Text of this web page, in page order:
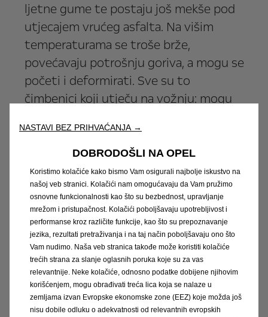
ljetne gume te postaju još mekše pod
utjecajem vrućeg asfalta. Na višim
temperaturama se troše brže,
povećavaju potrošnju goriva, a mogu se
početi i deformirati. Sve su to
čimbenici koji utječu na vožnju: mogu
naglih kočenja ili u zavojima te povećati
put kočenja.
Zbog vaše sigurnosti, sigurnosti vaših
suvozača, a i sigurnosti vašeg Opela,
prepustite Opel servisu brigu o
pregledu guma te sezonskim
montažama i skladištenju guma.
Mislite li o zamjeni guma ove sezone?
Obratite se svom ovlaštenom Opel
NASTAVI BEZ PRIHVAĆANJA →
DOBRODOŠLI NA OPEL
Koristimo kolačiće kako bismo Vam osigurali najbolje iskustvo na
našoj veb stranici. Kolačići nam omogućavaju da Vam pružimo
osnovne funkcionalnosti kao što su bezbednost, upravljanje
mrežom i pristupačnost. Kolačići poboljšavaju upotrebljivost i
performanse kroz različite funkcije, kao što su prepoznavanje
jezika, rezultati pretraživanja i na taj način poboljšavaju ono što
Vam nudimo. Naša veb stranica takođe može koristiti kolačiće
trećih strana za slanje oglasnih poruka koje su za vas
relevantnije. Neke kolačiće, odnosno podatke dobijene njihovim
korišćenjem, mogu obrađivati treća lica koja se nalaze u
zemljama izvan Evropske ekonomske zone (EEZ) koje možda još
nisu dobile odluku o adekvatnosti od relevantnih evropskih